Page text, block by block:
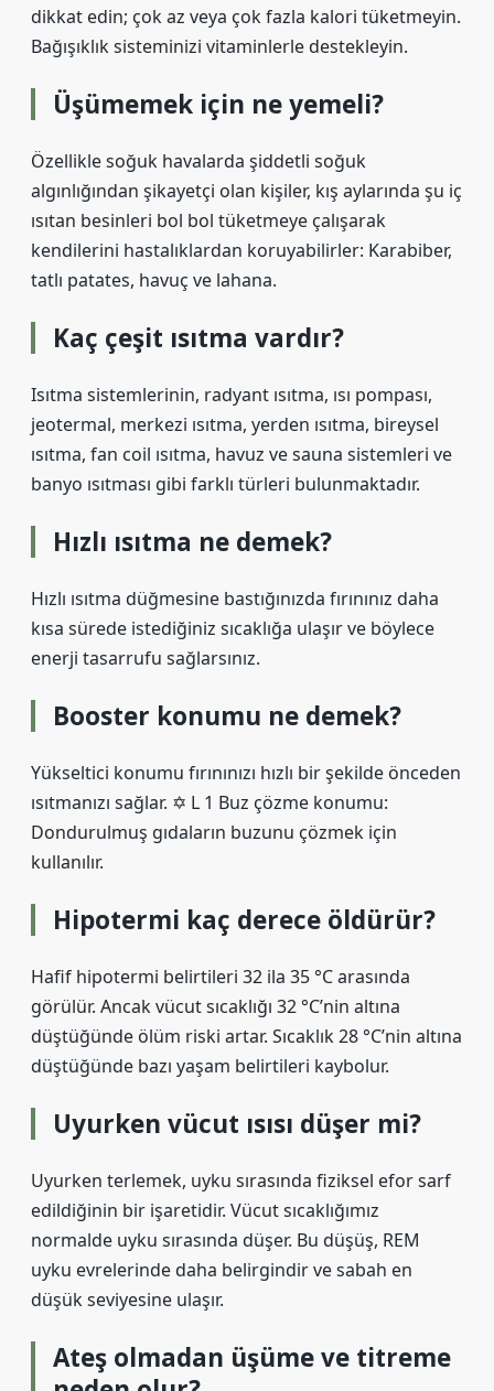
dikkat edin; çok az veya çok fazla kalori tüketmeyin.
Bağışıklık sisteminizi vitaminlerle destekleyin.
Üşümemek için ne yemeli?
Özellikle soğuk havalarda şiddetli soğuk
algınlığından şikayetçi olan kişiler, kış aylarında şu iç
ısıtan besinleri bol bol tüketmeye çalışarak
kendilerini hastalıklardan koruyabilirler: Karabiber,
tatlı patates, havuç ve lahana.
Kaç çeşit ısıtma vardır?
Isıtma sistemlerinin, radyant ısıtma, ısı pompası,
jeotermal, merkezi ısıtma, yerden ısıtma, bireysel
ısıtma, fan coil ısıtma, havuz ve sauna sistemleri ve
banyo ısıtması gibi farklı türleri bulunmaktadır.
Hızlı ısıtma ne demek?
Hızlı ısıtma düğmesine bastığınızda fırınınız daha
kısa sürede istediğiniz sıcaklığa ulaşır ve böylece
enerji tasarrufu sağlarsınız.
Booster konumu ne demek?
Yükseltici konumu fırınınızı hızlı bir şekilde önceden
ısıtmanızı sağlar. ✡ L 1 Buz çözme konumu:
Dondurulmuş gıdaların buzunu çözmek için
kullanılır.
Hipotermi kaç derece öldürür?
Hafif hipotermi belirtileri 32 ila 35 °C arasında
görülür. Ancak vücut sıcaklığı 32 °C’nin altına
düştüğünde ölüm riski artar. Sıcaklık 28 °C’nin altına
düştüğünde bazı yaşam belirtileri kaybolur.
Uyurken vücut ısısı düşer mi?
Uyurken terlemek, uyku sırasında fiziksel efor sarf
edildiğinin bir işaretidir. Vücut sıcaklığımız
normalde uyku sırasında düşer. Bu düşüş, REM
uyku evrelerinde daha belirgindir ve sabah en
düşük seviyesine ulaşır.
Ateş olmadan üşüme ve titreme